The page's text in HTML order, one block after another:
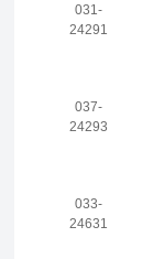
031-
24291
037-
24293
033-
24631